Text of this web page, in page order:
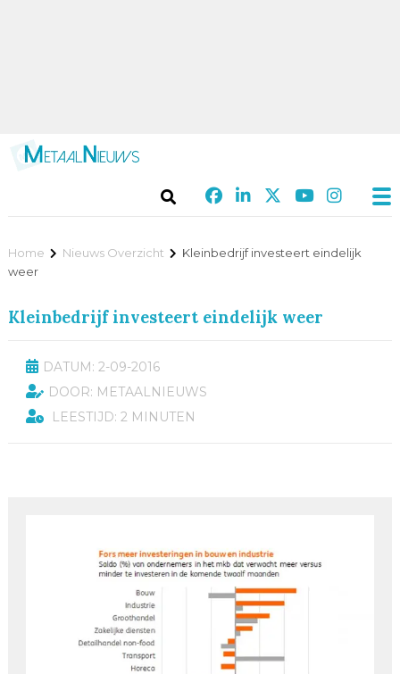
Home Nieuws Overzicht
Kleinbedrijf investeert eindelijk
weer
Kleinbedrijf investeert eindelijk weer
DATUM: 2-09-2016
DOOR: METAALNIEUWS
LEESTIJD: 2 MINUTEN